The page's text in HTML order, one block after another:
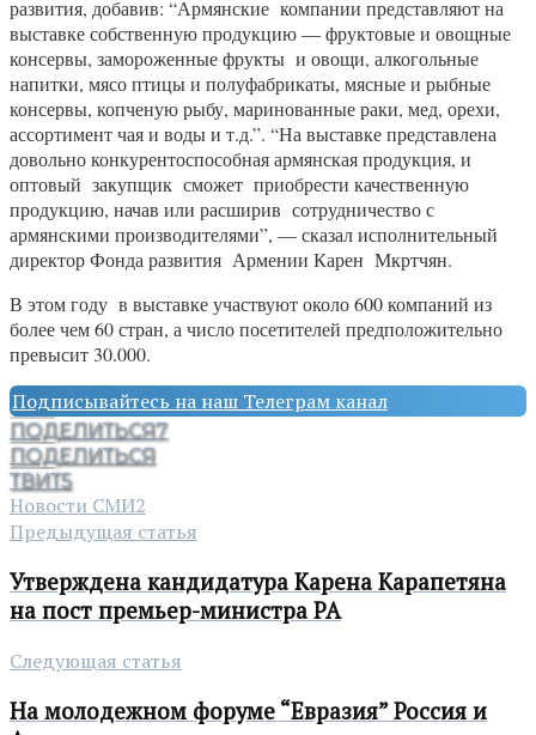
развития, добавив: “Армянские компании представляют на
выставке собственную продукцию — фруктовые и овощные
консервы, замороженные фрукты и овощи, алкогольные
напитки, мясо птицы и полуфабрикаты, мясные и рыбные
консервы, копченую рыбу, маринованные раки, мед, орехи,
ассортимент чая и воды и т.д.”. “На выставке представлена
довольно конкурентоспособная армянская продукция, и
оптовый закупщик сможет приобрести качественную
продукцию, начав или расширив сотрудничество с
армянскими производителями”, — сказал исполнительный
директор Фонда развития Армении Карен Мкртчян.
В этом году в выставке участвуют около 600 компаний из
более чем 60 стран, а число посетителей предположительно
превысит 30.000.
Подписывайтесь на наш Телеграм канал
ПОДЕЛИТЬСЯ7
ПОДЕЛИТЬСЯ
ТВИТ5
Новости СМИ2
Предыдущая статья
Утверждена кандидатура Карена Карапетяна
на пост премьер-министра РА
Следующая статья
На молодежном форуме “Евразия” Россия и